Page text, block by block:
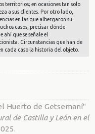
territorios; en ocasiones tan solo
a sus clientes. Por otro lado,
en las que albergaron su
casos, precisar dónde
ahí que se señale el
Circunstancias que han de
cada caso la historia del objeto.
Huerto de Getsemaní"
de Castilla y León en el